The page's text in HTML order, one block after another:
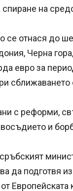
на
се отнася до
Черна
евро за
сближаването
с реформи,
и
да подготвя